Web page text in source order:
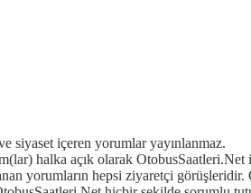
siyaset içeren yorumlar yayınlanmaz.
halka açık olarak OtobusSaatleri.Net
yorumların hepsi ziyaretçi